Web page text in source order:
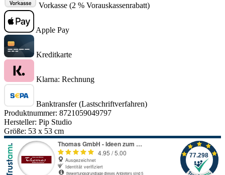
Vorkasse (2 % Vorauskassenrabatt)
Apple Pay
Kreditkarte
Klarna: Rechnung
Banktransfer (Lastschriftverfahren)
Produktnummer: 8721059049797
Hersteller: Pip Studio
Größe: 53 x 53 cm